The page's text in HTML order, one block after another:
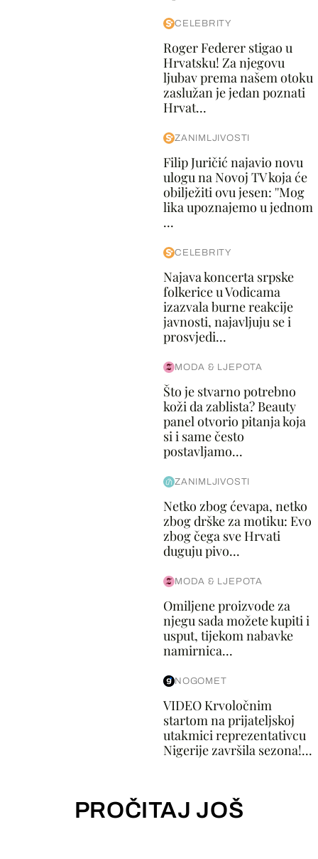
CELEBRITY
Roger Federer stigao u
Hrvatsku! Za njegovu
ljubav prema našem otoku
zaslužan je jedan poznati
Hrvat...
ZANIMLJIVOSTI
Filip Juričić najavio novu
ulogu na Novoj TV koja će
obilježiti ovu jesen: ''Mog
lika upoznajemo u jednom
...
CELEBRITY
Najava koncerta srpske
folkerice u Vodicama
izazvala burne reakcije
javnosti, najavljuju se i
prosvjedi...
MODA & LJEPOTA
Što je stvarno potrebno
koži da zablista? Beauty
panel otvorio pitanja koja
si i same često
postavljamo...
ZANIMLJIVOSTI
Netko zbog ćevapa, netko
zbog drške za motiku: Evo
zbog čega sve Hrvati
duguju pivo...
MODA & LJEPOTA
Omiljene proizvode za
njegu sada možete kupiti i
usput, tijekom nabavke
namirnica...
NOGOMET
VIDEO Krvoločnim
startom na prijateljskoj
utakmici reprezentativcu
Nigerije završila sezona!...
PROČITAJ JOŠ